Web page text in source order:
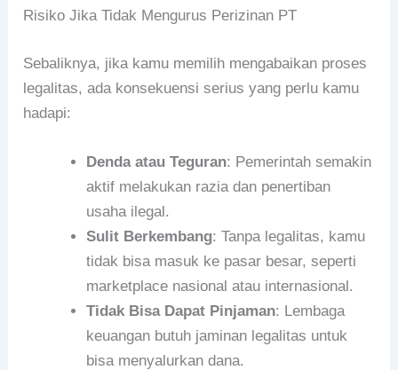
Risiko Jika Tidak Mengurus Perizinan PT
Sebaliknya, jika kamu memilih mengabaikan proses
legalitas, ada konsekuensi serius yang perlu kamu
hadapi:
Denda atau Teguran: Pemerintah semakin
aktif melakukan razia dan penertiban
usaha ilegal.
Sulit Berkembang: Tanpa legalitas, kamu
tidak bisa masuk ke pasar besar, seperti
marketplace nasional atau internasional.
Tidak Bisa Dapat Pinjaman: Lembaga
keuangan butuh jaminan legalitas untuk
bisa menyalurkan dana.